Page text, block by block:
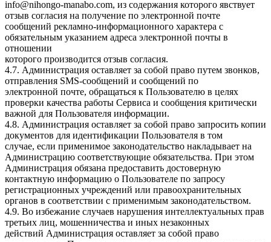
info@nihongo-manabo.com, из содержания которого явствует
отзыв согласия на получение по электронной почте
сообщений рекламно-информационного характера с
обязательным указанием адреса электронной почты в
отношении
которого производится отзыв согласия.
4.7. Администрация оставляет за собой право путем звонков,
отправления SMS-сообщений и сообщений по
электронной почте, обращаться к Пользователю в целях
проверки качества работы Сервиса и сообщения критически
важной для Пользователя информации.
4.8. Администрация оставляет за собой право запросить копии
документов для идентификации Пользователя в том
случае, если применимое законодательство накладывает на
Администрацию соответствующие обязательства. При этом
Администрация обязана предоставить достоверную
контактную информацию о Пользователе по запросу
регистрационных учреждений или правоохранительных
органов в соответствии с применимым законодательством.
4.9. Во избежание случаев нарушения интеллектуальных прав
третьих лиц, мошенничества и иных незаконных
действий Администрация оставляет за собой право